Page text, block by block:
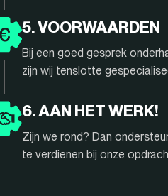
5. VOORWAARDEN
Bij een goed gesprek
zijn wij tenslotte
6. AAN HET WERK!
Zijn we rond? Dan
te verdienen bij onze